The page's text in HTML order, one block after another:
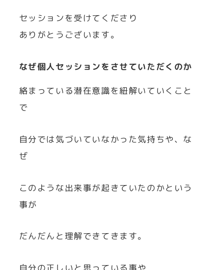
セッションを受けてくださり
ありがとうございます。
なぜ個人セッションをさせていただくのか
絡まっている潜在意識を紐解いていくこと
で
自分では気づいていなかった気持ちや、な
ぜ
このような出来事が起きていたのかという
事が
だんだんと理解できてきます。
自分の正しいと思っている事や